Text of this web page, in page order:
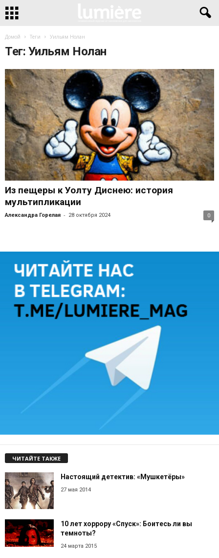
Домой Теги Уильям Нолан
Тег: Уильям Нолан
Из пещеры к Уолту Диснею: история
мультипликации
Александра Горелая - 28 октября 2024 0
ЧИТАЙТЕ ТАКЖЕ
Настоящий детектив: «Мушкетёры»
27 мая 2014
10 лет хоррору «Спуск»: Боитесь ли вы
темноты?
24 марта 2015